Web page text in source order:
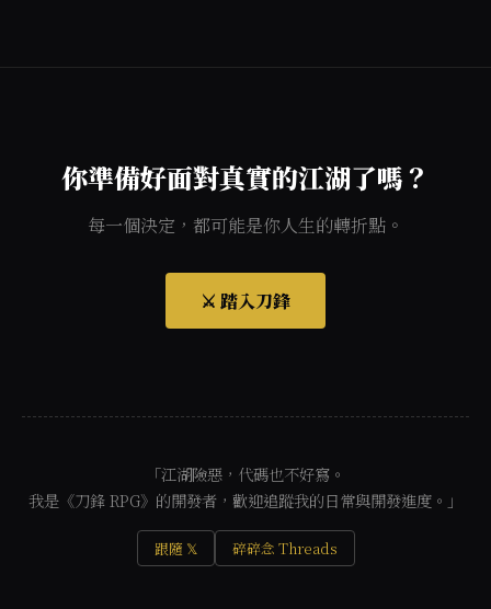
你準備好面對真實的江湖了嗎？
每一個決定，都可能是你人生的轉折點。
⚔️ 踏入刀鋒
「江湖險惡，代碼也不好寫。
我是《刀鋒 RPG》的開發者，歡迎追蹤我的日常與開發進度。」
跟隨 𝕏 碎碎念 Threads